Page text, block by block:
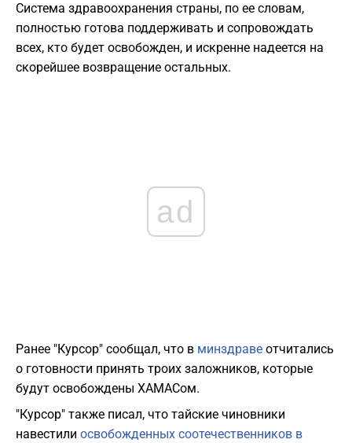
Система здравоохранения страны, по ее словам,
полностью готова поддерживать и сопровождать
всех, кто будет освобожден, и искренне надеется на
скорейшее возвращение остальных.
ad
Ранее "Курсор" сообщал, что в минздраве отчитались
о готовности принять троих заложников, которые
будут освобождены ХАМАСом.
"Курсор" также писал, что тайские чиновники
навестили освобожденных соотечественников в